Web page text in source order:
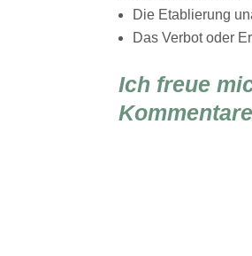
Die Etablierung
Das Verbot oder
Ich freue